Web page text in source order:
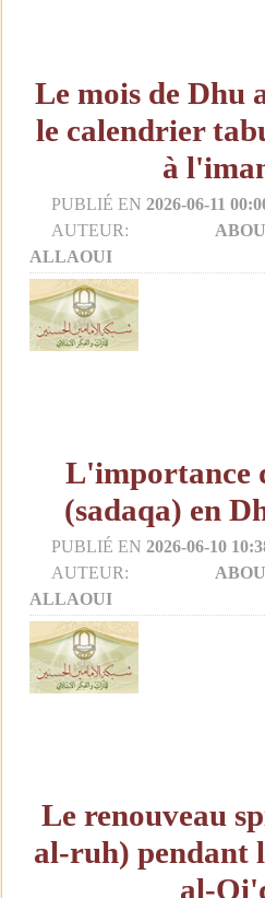
Le mois de Dhu
le calendrier
à
PUBLIÉ EN 2026-06-11
AUTEUR:
ALLAOUI
L'importance
(sadaqa) en
PUBLIÉ EN 2026-06-10
AUTEUR:
ALLAOUI
Le renouveau
al-ruh) pendant
al-